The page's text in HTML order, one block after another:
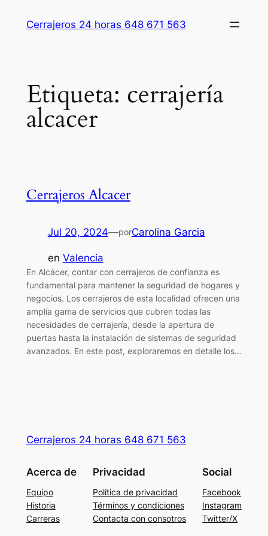
Cerrajeros 24 horas 648 671 563
Etiqueta: cerrajería
alcacer
Cerrajeros Alcacer
Jul 20, 2024—porCarolina Garcia
en Valencia
En Alcácer, contar con cerrajeros de confianza es
fundamental para mantener la seguridad de hogares y
negocios. Los cerrajeros de esta localidad ofrecen una
amplia gama de servicios que cubren todas las
necesidades de cerrajería, desde la apertura de
puertas hasta la instalación de sistemas de seguridad
avanzados. En este post, exploraremos en detalle los…
Cerrajeros 24 horas 648 671 563
Acerca de
Equipo
Historia
Carreras
Privacidad
Política de privacidad
Términos y condiciones
Contacta con consotros
Social
Facebook
Instagram
Twitter/X